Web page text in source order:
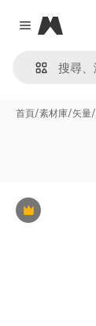
Close menu
Magnific
首頁/素材庫/矢量/
Premium